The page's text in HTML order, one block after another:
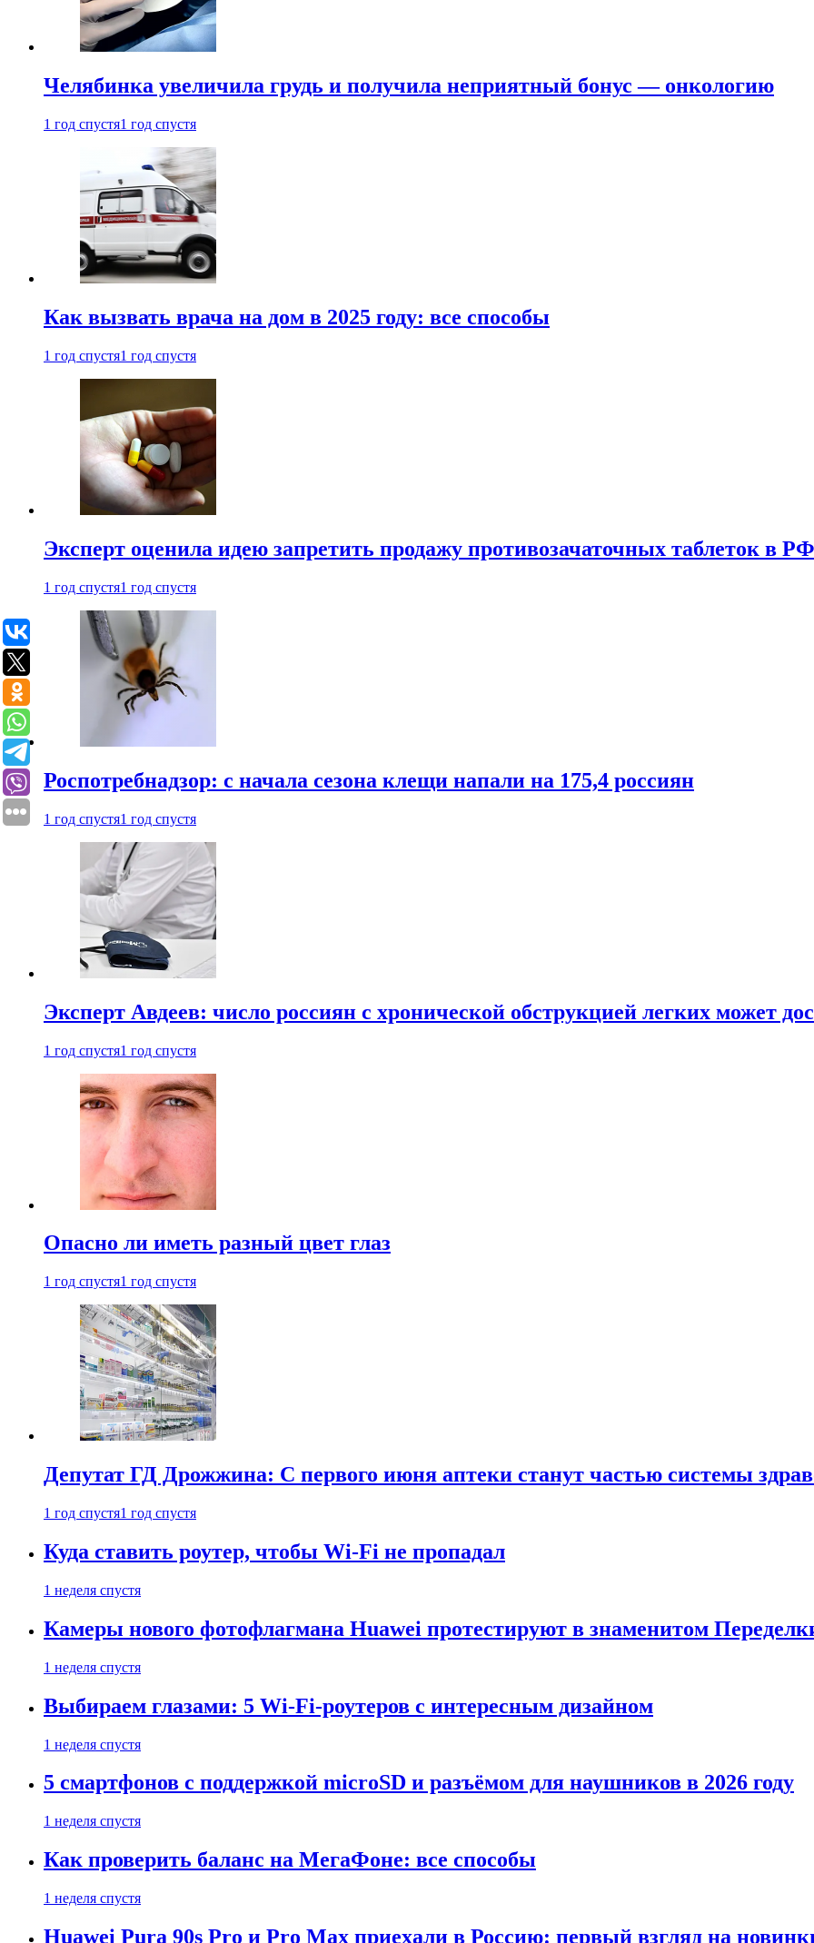
Челябинка увеличила грудь и получила неприятный бонус — онкологию
1 год спустя1 год спустя
Как вызвать врача на дом в 2025 году: все способы
1 год спустя1 год спустя
Эксперт оценила идею запретить продажу противозачаточных таблеток в РФ
1 год спустя1 год спустя
Роспотребнадзор: с начала сезона клещи напали на 175,4 россиян
1 год спустя1 год спустя
Эксперт Авдеев: число россиян с хронической обструкцией легких может
1 год спустя1 год спустя
Опасно ли иметь разный цвет глаз
1 год спустя1 год спустя
Депутат ГД Дрожжина: С первого июня аптеки станут частью системы
1 год спустя1 год спустя
Куда ставить роутер, чтобы Wi-Fi не пропадал
1 неделя спустя
Камеры нового фотофлагмана Huawei протестируют в знаменитом
1 неделя спустя
Выбираем глазами: 5 Wi-Fi-роутеров с интересным дизайном
1 неделя спустя
5 смартфонов с поддержкой microSD и разъёмом для наушников в 2026 году
1 неделя спустя
Как проверить баланс на МегаФоне: все способы
1 неделя спустя
Huawei Pura 90s Pro и Pro Max приехали в Россию: первый взгляд на